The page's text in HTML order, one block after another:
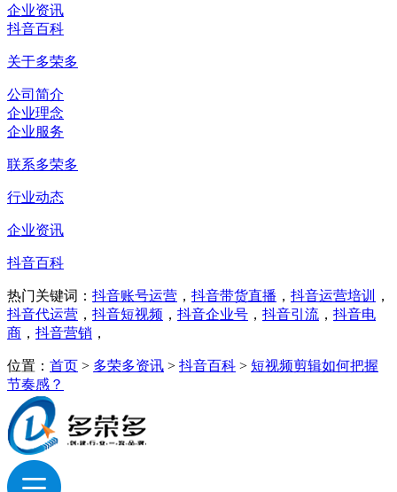
企业资讯
抖音百科
关于多荣多
公司简介
企业理念
企业服务
联系多荣多
行业动态
企业资讯
抖音百科
热门关键词： 抖音账号运营 ， 抖音带货直播 ， 抖音运营培训
，
抖音代运营 ， 抖音短视频 ， 抖音企业号 ， 抖音引流 ， 抖音电
商 ， 抖音营销 ，
位置： 首页 > 多荣多资讯 > 抖音百科 > 短视频剪辑如何把握
节奏感？